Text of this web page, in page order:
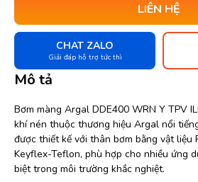
LIÊN HỆ
CHAT ZALO
Giải đáp hỗ trợ tức thì
Mô tả
Bơm màng Argal DDE400 WRN Y TPV
khí nén thuộc thương hiệu Argal nổi
được thiết kế với thân bơm bằng vật liệu
Keyflex-Teflon, phù hợp cho nhiều ứng
biệt trong môi trường khắc nghiệt.